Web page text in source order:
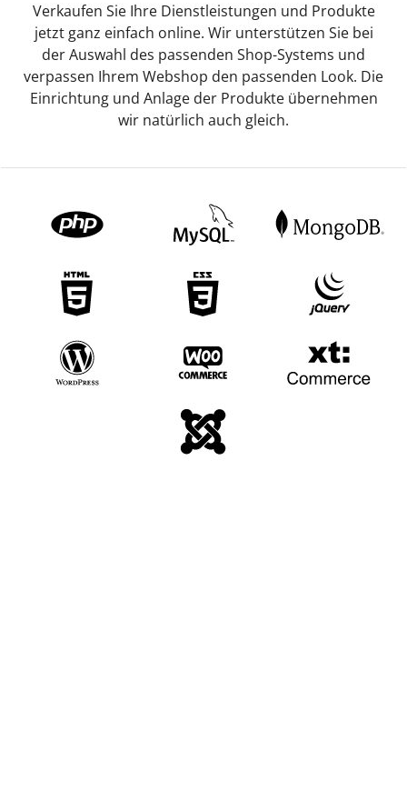
Verkaufen Sie Ihre Dienstleistungen und Produkte
jetzt ganz einfach online. Wir unterstützen Sie bei
der Auswahl des passenden Shop-Systems und
verpassen Ihrem Webshop den passenden Look. Die
Einrichtung und Anlage der Produkte übernehmen
wir natürlich auch gleich.